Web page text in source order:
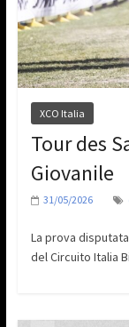
XCO Italia
Tour des
Giovanile
31/05/2026
La prova
del Circuito Italia